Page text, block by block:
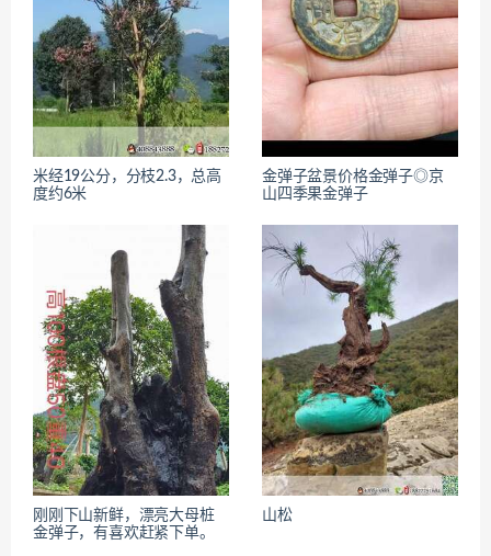
米经19公分，分枝2.3，总高
度约6米
金弹子盆景价格金弹子◎京
山四季果金弹子
刚刚下山新鲜，漂亮大母桩
金弹子，有喜欢赶紧下单。
山松